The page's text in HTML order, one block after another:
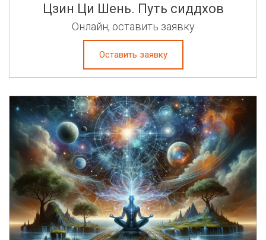
Цзин Ци Шень. Путь сиддхов
Онлайн, оставить заявку
Оставить заявку